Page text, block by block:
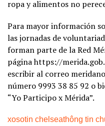
ropa y alimentos no
Para mayor información
las jornadas de
forman parte de la Red
página https://
escribir al correo
número 9993 38 85 92 o
“Yo Participo x Mérida”.
xosotin chelseathông tin